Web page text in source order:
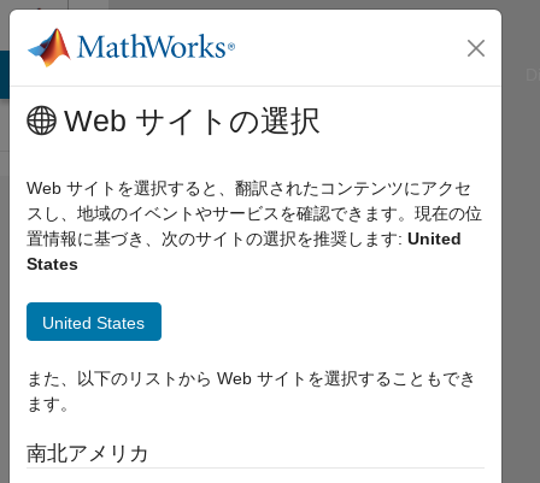
コンテンツへスキップ
Problem
45421.
Sandpile
Newaz
Web サイトの選択
Web サイトを選択すると、翻訳されたコンテンツにアクセ
スし、地域のイベントやサービスを確認できます。現在の位
置情報に基づき、次のサイトの選択を推奨します: United
States
United States
また、以下のリストから Web サイトを選択することもでき
ます。
南北アメリカ